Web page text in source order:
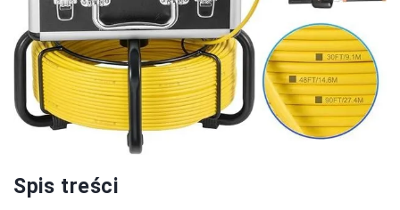
Spis treści